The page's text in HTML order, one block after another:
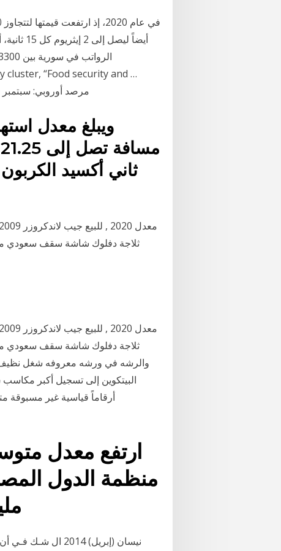
مرصد أوروبي: سبتمبر 2020 هو الأسخن ونقترب سريعا من سقف اتفاقية باريس منذ 2 يوم
ويبلغ معدل